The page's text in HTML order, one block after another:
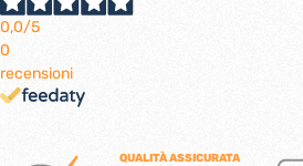
0,0/5
0
recensioni
QUALITÀ ASSICURATA